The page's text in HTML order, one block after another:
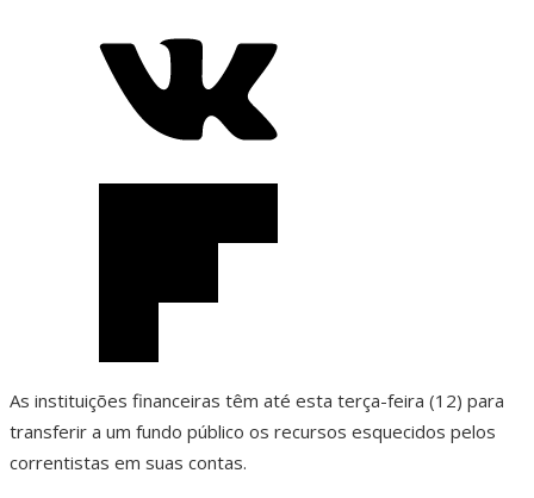
As instituições financeiras têm até esta terça-feira (12) para
transferir a um fundo público os recursos esquecidos pelos
correntistas em suas contas.